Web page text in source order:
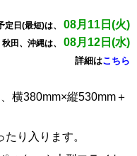
定日(最短)は、 08月11日(火)
田、沖縄は、 08月12日(水)
詳細はこちら
横380mm×縦530mm＋
り入ります。